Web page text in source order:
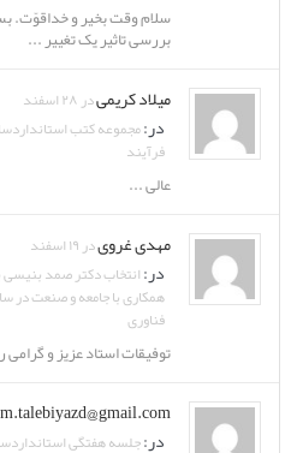
سلام وقت بخیر و خداقوّت.
بررسی تاثیر یک تغییر ...
میلاد کریمیدر ۲۸ اسفند
در:مجموعه کتب
فرآیند
عالی ...
مهدی غرویدر ۱۹ اسفند
در:انتخاب دکتر صمد بنیسی
فناوری
توفیقات استاد عزیز و گرامی
m.talebiyazd@gmail.com
در:جلسه هفتگی